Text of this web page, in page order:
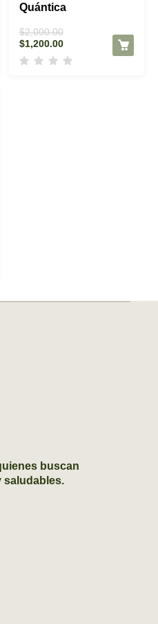
Quántica
$2,000.00
original
era:
$1,200.00El
precio
actual
buscan
saludables.